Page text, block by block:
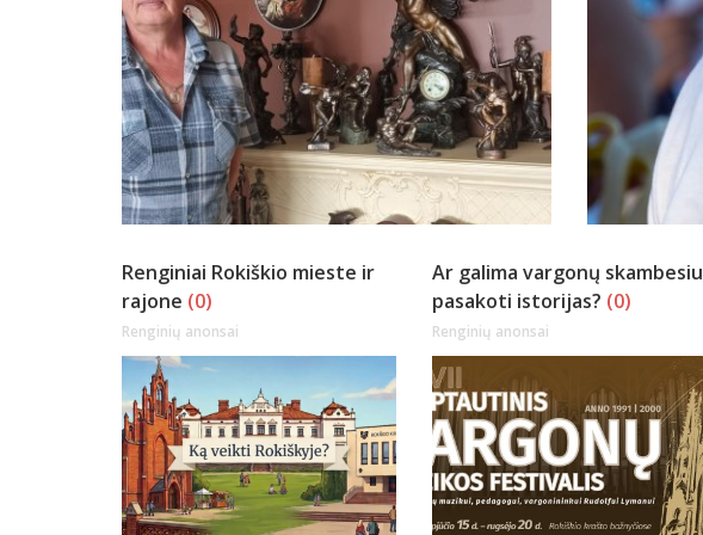
Renginiai Rokiškio mieste ir
rajone (0)
Renginių anonsai
Ar galima vargonų skambesiu
pasakoti istorijas? (0)
Renginių anonsai